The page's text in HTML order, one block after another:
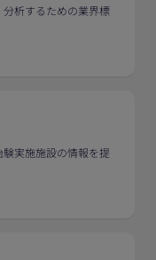
析するための業界標
実施施設の情報を提